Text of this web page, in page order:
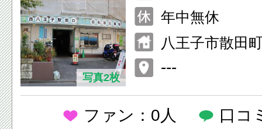
写真2枚
年中無休
八王子市散田
---
ファン：0人 口コ